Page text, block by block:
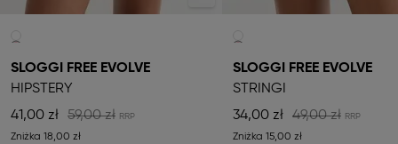
SLOGGI FREE EVOLVE
HIPSTERY
41,00 zł
59,00 zł
Zniżka 18,00 zł
SLOGGI FREE EVOLVE
STRINGI
34,00 zł
49,00 zł
Zniżka 15,00 zł